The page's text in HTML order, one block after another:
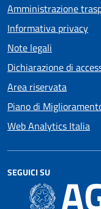
Amministrazione
Informativa privacy
Note legali
Dichiarazione di
Area riservata
Piano di
Web Analytics Italia
SEGUICI SU